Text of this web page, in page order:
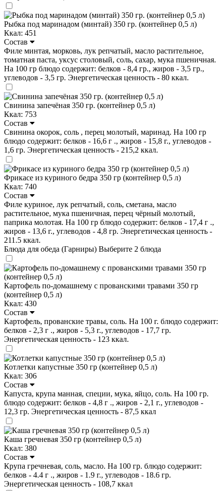
Рыбка под маринадом (минтай) 350 гр. (контейнер 0,5 л)
Ккал: 451
Состав
Филе минтая, морковь, лук репчатый, масло растительное,
томатная паста, уксус столовый, соль, сахар, мука пшеничная.
На 100 гр блюдо содержит: белков - 8,4 гр., жиров - 3,5 гр.,
углеводов - 3,5 гр. Энергетическая ценность - 80 ккал.
Свинина запечёная 350 гр. (контейнер 0,5 л)
Ккал: 753
Состав
Свинина окорок, соль , перец молотый, маринад. На 100 гр
блюдо содержит: белков - 16,6 г ., жиров - 15,8 г., углеводов -
1,6 гр. Энергетическая ценность - 215,2 ккал.
Фрикасе из куриного бедра 350 гр (контейнер 0,5 л)
Ккал: 740
Состав
Филе куриное, лук репчатый, соль, сметана, масло
растительное, мука пшеничная, перец чёрный молотый,
паприка молотая. На 100 гр блюдо содержит: белков - 17,4 г .,
жиров - 13,6 г., углеводов - 4,8 гр. Энергетическая ценность -
211.5 ккал.
Блюда для обеда (Гарниры) Выберите 2 блюда
Картофель по-домашнему с прованскими травами 350 гр
(контейнер 0,5 л)
Ккал: 430
Состав
Картофель, прованские травы, соль. На 100 г. блюдо содержит:
белков - 2,3 г ., жиров - 5,3 г., углеводов - 17,7 гр.
Энергетическая ценность - 123 ккал.
Котлетки капустные 350 гр (контейнер 0,5 л)
Ккал: 306
Состав
Капуста, крупа манная, специи, мука, яйцо, соль. На 100 гр.
блюдо содержит: белков - 4,8 г ., жиров - 2,1 г., углеводов -
12,3 гр. Энергетическая ценность - 87,5 ккал
Каша гречневая 350 гр (контейнер 0,5 л)
Ккал: 380
Состав
Крупа гречневая, соль, масло. На 100 гр. блюдо содержит:
белков - 4.4 г ., жиров - 1.9 г., углеводов - 18.6 гр.
Энергетическая ценность - 108,7 ккал